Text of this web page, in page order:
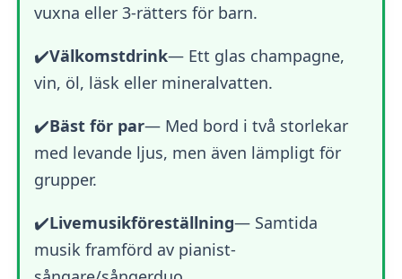
vuxna eller 3-rätters för barn.
✔️Välkomstdrink— Ett glas champagne,
vin, öl, läsk eller mineralvatten.
✔️Bäst för par— Med bord i två storlekar
med levande ljus, men även lämpligt för
grupper.
✔️Livemusikföreställning— Samtida
musik framförd av pianist-